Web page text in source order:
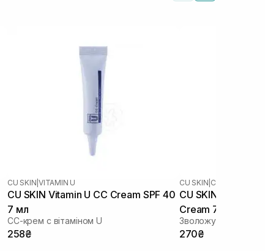
CU SKIN |VITAMIN U
CU SKIN Vitamin U CC Cream SPF 40
7 мл
СС-крем с вітаміном U
258₴
CU SKIN CLEAN-UP
CU SKIN Clean
Cream 7 мл
Зволожувальний
270₴